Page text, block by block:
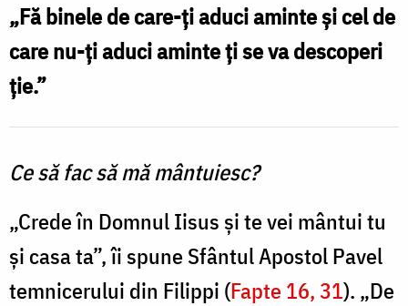
să
mă
mântuiesc?
/
Foto:
Nechifor
„Fă binele de care-ți aduci aminte și cel de
care nu-ți aduci aminte ți se va descoperi
ție.”
Ce să fac să mă mântuiesc?
„Crede în Domnul Iisus și te vei mântui tu
și casa ta”, îi spune Sfântul Apostol Pavel
temnicerului din Filippi (Fapte 16, 31). „De